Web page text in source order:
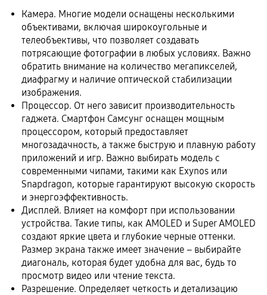
Камера. Многие модели оснащены несколькими
объективами, включая широкоугольные и
телеобъективы, что позволяет создавать
потрясающие фотографии в любых условиях. Важно
обратить внимание на количество мегапикселей,
диафрагму и наличие оптической стабилизации
изображения.
Процессор. От него зависит производительность
гаджета. Смартфон Самсунг оснащен мощным
процессором, который предоставляет
многозадачность, а также быструю и плавную работу
приложений и игр. Важно выбирать модель с
современными чипами, такими как Exynos или
Snapdragon, которые гарантируют высокую скорость
и энергоэффективность.
Дисплей. Влияет на комфорт при использовании
устройства. Такие типы, как AMOLED и Super AMOLED
создают яркие цвета и глубокие черные оттенки.
Размер экрана также имеет значение – выбирайте
диагональ, которая будет удобна для вас, будь то
просмотр видео или чтение текста.
Разрешение. Определяет четкость и детализацию